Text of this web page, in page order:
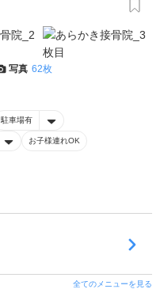
写真 62枚
駐車場有
お子様連れOK
全てのメニューを見る